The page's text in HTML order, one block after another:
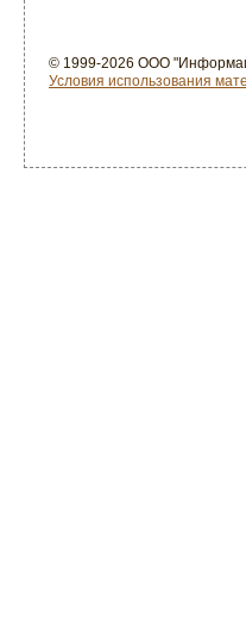
© 1999-2026 ООО
Условия использования